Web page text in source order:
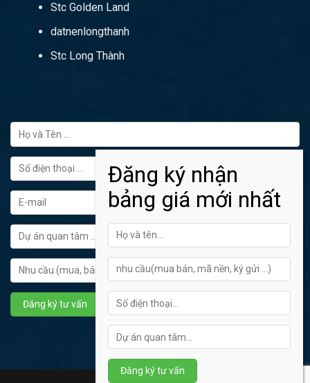
Stc Golden Land
datnenlongthanh
Stc Long Thành
FORM ĐĂNG KÝ TƯ VẤN